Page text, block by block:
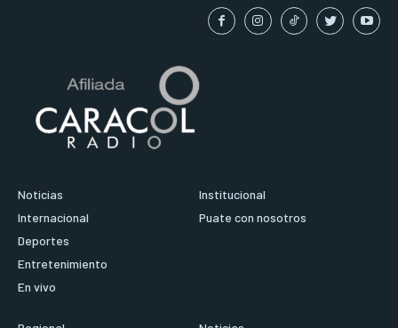
Noticias
Internacional
Deportes
Entretenimiento
En vivo
Institucional
Puate con nosotros